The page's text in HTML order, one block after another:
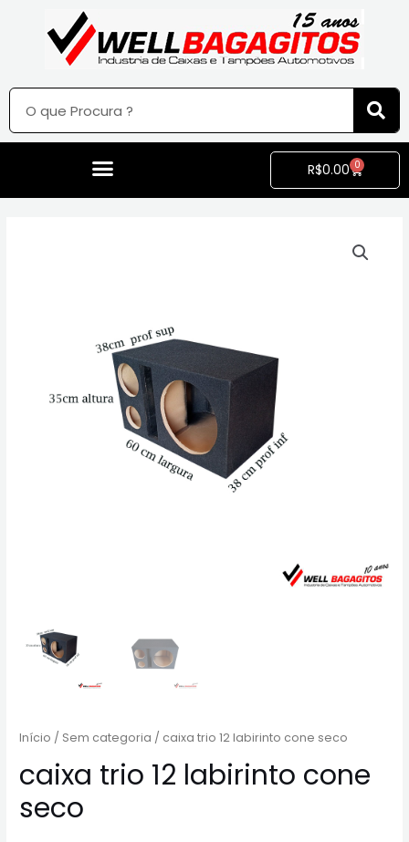
R$0.00 0
Início / Sem categoria / caixa trio 12 labirinto cone seco
caixa trio 12 labirinto cone
seco